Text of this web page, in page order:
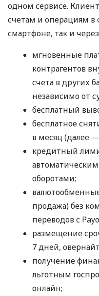
одном сервисе.
счетам и операциям в
смартфоне, так и
мгновенные
контрагентов
счета в других
независимо от
бесплатный
бесплатное
в месяц (далее —
кредитный
оборотами;
продажа) без
переводов с
размещение
7 дней,
получение
льготным
онлайн;